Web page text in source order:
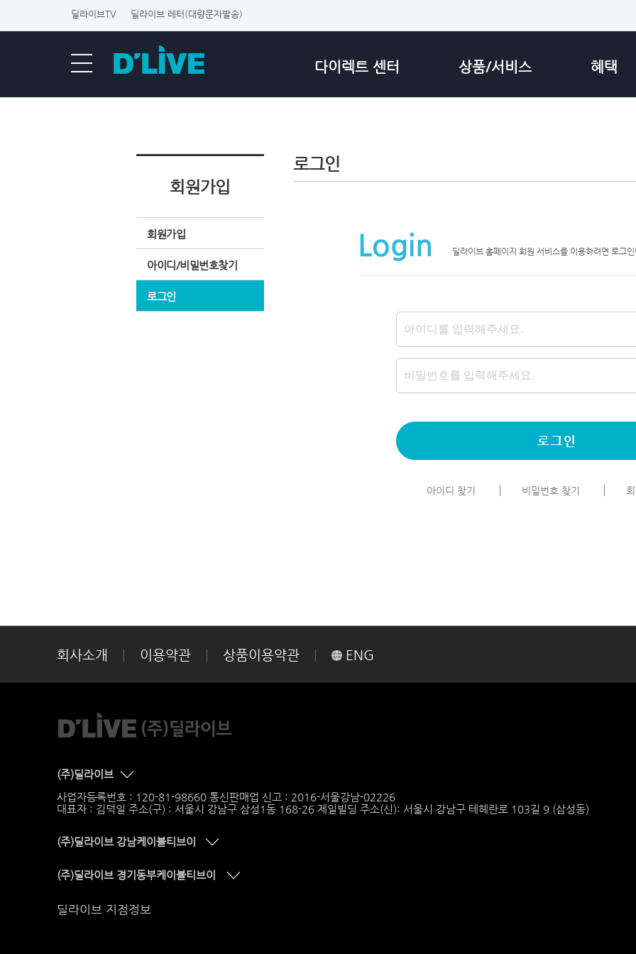
딜라이브TV 딜라이브 레터(대량문자발송)
다이렉트 센터 상품/서비스 혜택
회원가입
회원가입
아이디/비밀번호찾기
로그인
로그인
딜라이브 홈페이지 회원 서비스를 이용하려면 로그
아이디 찾기 비밀번호 찾기
회사소개 이용약관 상품이용약관 ENG
(주)딜라이브
사업자등록번호 : 120-81-98660 통신판매업 신고 : 2016-서울강남-02226
대표자 : 김덕일 주소(구) : 서울시 강남구 삼성1동 168-26 제일빌딩 주소(신): 서울시 강남구 테헤란로 103길 9 (삼성동)
(주)딜라이브 강남케이블티브이
(주)딜라이브 경기동부케이블티브이
딜라이브 지점정보